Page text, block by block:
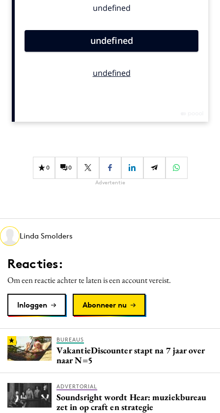
Contentmarketing
Effectiviteit
Gedragsverandering
Martech
Media
Merkstrategie
PR
Programmatic
Reputatie & crisis
0 0
Advertentie
Linda Smolders
Reacties:
Om een reactie achter te laten is een account vereist.
Inloggen Abonneer nu
BUREAUS
VakantieDiscounter stapt na 7 jaar over
naar N=5
ADVERTORIAL
Soundsright wordt Hear: muziekbureau
zet in op craft en strategie